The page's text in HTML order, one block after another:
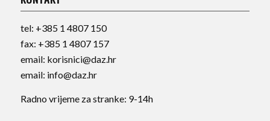
tel: +385 1 4807 150
fax: +385 1 4807 157
email: korisnici@daz.hr
email: info@daz.hr
Radno vrijeme za stranke: 9-14h